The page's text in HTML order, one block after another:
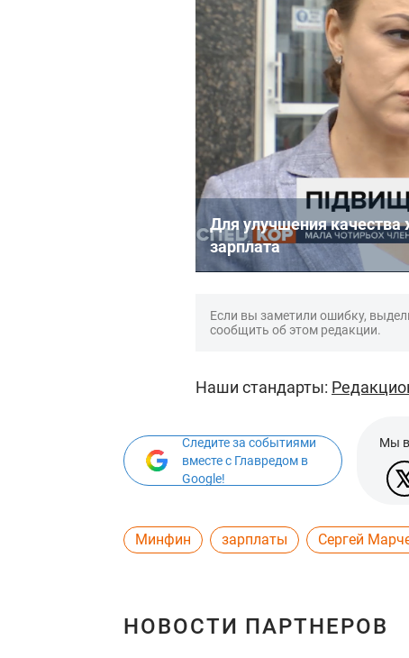
Для улучшения
зарплата
Если вы заметили ошибку,
сообщить об этом редакции.
Наши стандарты:
Следите за событиями
вместе с Главредом в
Google!
Мы в
Минфин зарплаты Сергей
НОВОСТИ ПАРТНЕРОВ